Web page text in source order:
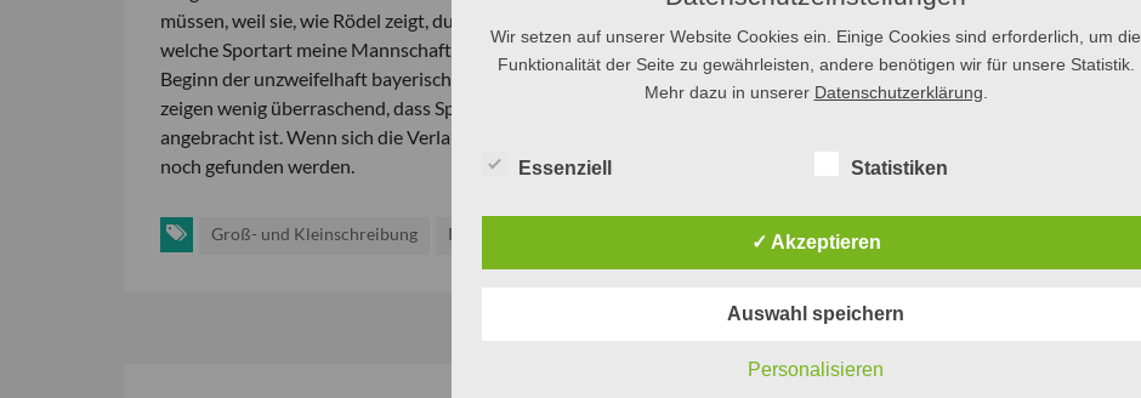
müssen, weil sie, wie Rödel zeigt, durchaus heute schon nicht mehr nur »rheinisch« sind: »Ich bin noch am überlegen,
welche Sportart meine Mannschaft an diesem Abend ausgeübt hat. Fußball war’s mit Sicherheit nicht«, wird gleich zu
Beginn der unzweifelhaft bayerische Franz Beckenbauer zitiert. Stichproben im Internet, die Rödel durchgeführt hat,
zeigen wenig überraschend, dass Sprachbenutzer sich unsicher sind, ob in diesen Fällen Groß- oder Kleinschreibung
angebracht ist. Wenn sich die Verlaufsform weiter ausbreiten sollte, müsste für sie eine stichhaltige Regelung erst
noch gefunden werden.
Groß- und Kleinschreibung Rechtschreibung
Wir setzen auf unserer Website Cookies ein. Einige Cookies sind erforderlich, um die
Funktionalität der Seite zu gewährleisten, andere benötigen wir für unsere Statistik.
Mehr dazu in unserer Datenschutzerklärung
Essenziell Statistiken
✓ Akzeptieren
Auswahl speichern
Personalisieren